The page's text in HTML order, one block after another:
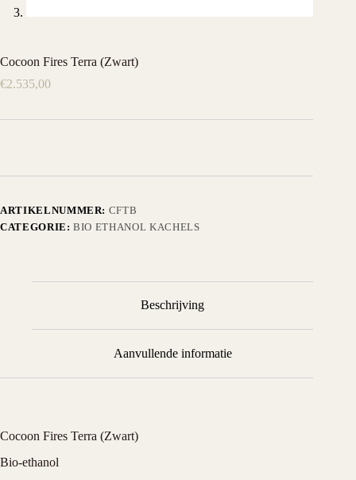
Cocoon Fires Terra (Zwart)
€2.535,00
ARTIKELNUMMER: CFTB
CATEGORIE:BIO ETHANOL KACHELS
Beschrijving
Aanvullende informatie
Cocoon Fires Terra (Zwart)
Bio-ethanol